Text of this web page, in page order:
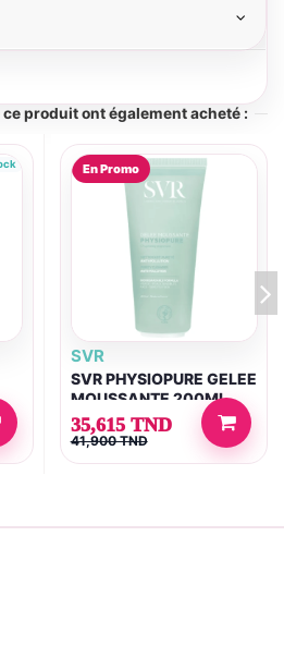
produit ont également acheté :
En Promo
SVR
SVR PHYSIOPURE GELEE
MOUSSANTE 200ML
35,615 TND
41,900 TND